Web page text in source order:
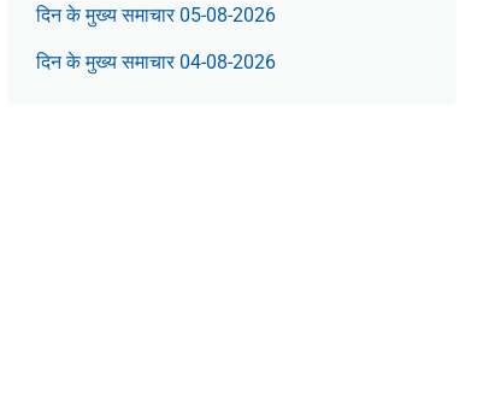
दिन के मुख्य समाचार 05-08-2026
दिन के मुख्य समाचार 04-08-2026